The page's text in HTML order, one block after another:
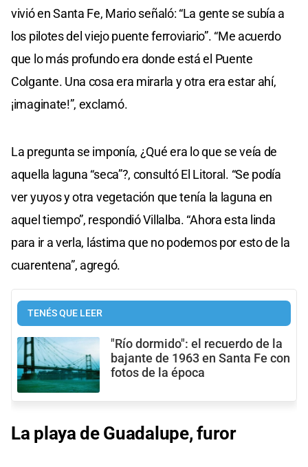
vivió en Santa Fe, Mario señaló: “La gente se subía a
los pilotes del viejo puente ferroviario”. “Me acuerdo
que lo más profundo era donde está el Puente
Colgante. Una cosa era mirarla y otra era estar ahí,
¡imaginate!”, exclamó.
La pregunta se imponía, ¿Qué era lo que se veía de
aquella laguna “seca”?, consultó El Litoral. “Se podía
ver yuyos y otra vegetación que tenía la laguna en
aquel tiempo”, respondió Villalba. “Ahora esta linda
para ir a verla, lástima que no podemos por esto de la
cuarentena”, agregó.
TENÉS QUE LEER
"Río dormido": el recuerdo de la
bajante de 1963 en Santa Fe con
fotos de la época
La playa de Guadalupe, furor